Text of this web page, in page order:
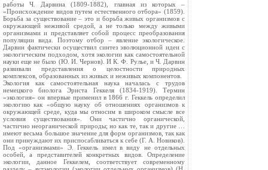
работы Ч. Дарвина (1809-1882), главная из которых –
«Происхождение видов путем естественного отбора» (1859).
Борьба за существование – это и борьба живых организмов с
окружающей неживой средой, а не только между живыми
организмами и представляет собой процесс преобразования
популяции вида. Поэтому отбор – явление экологическое.
Дарвин фактически осуществил синтез эволюционной идеи с
экологическим подходом, хотя экологии как самостоятельной
науки еще не было (Ю. И. Чернов). И К. Ф. Рулье, и Ч. Дарвин
развивали представления о целостности природных
комплексов, образованных из живых и неживых компонентов.
Экология как самостоятельная наука началась с трудов
немецкого биолога Эрнста Геккеля (1834-1919). Термин
«экология» он впервые применил в 1866 г. Геккель определил
экологию как «общую науку об отношениях организмов к
окружающей среде, куда мы относим в широком смысле все
условия существования». Они частично органической,
частично неорганической природы; но как те, так и другие …
имеют весьма большое значение для форм организмов, так как
они принуждают их приспосабливаться к себе (Г. А. Новиков).
Под «организмами» Э. Геккель имел в виду не отдельных
особей, а представителей конкретных видов. Определение
экологии, данное Геккелем, соответствует современному